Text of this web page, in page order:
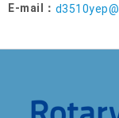
E-mail：